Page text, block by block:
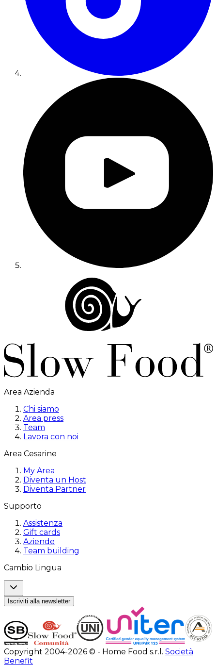
Area Azienda
Chi siamo
Area press
Team
Lavora con noi
Area Cesarine
My Area
Diventa un Host
Diventa Partner
Supporto
Assistenza
Gift cards
Aziende
Team building
Cambio Lingua
Iscriviti alla newsletter
Copyright 2004-2026 © - Home Food s.r.l. Società
Benefit